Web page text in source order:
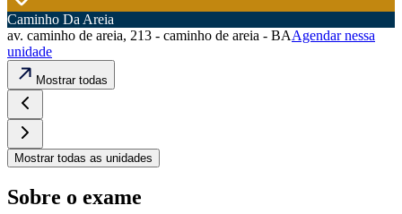
Caminho Da Areia
av. caminho de areia, 213 - caminho de areia - BAAgendar nessa
unidade
Mostrar todas
Mostrar todas as unidades
Sobre o exame